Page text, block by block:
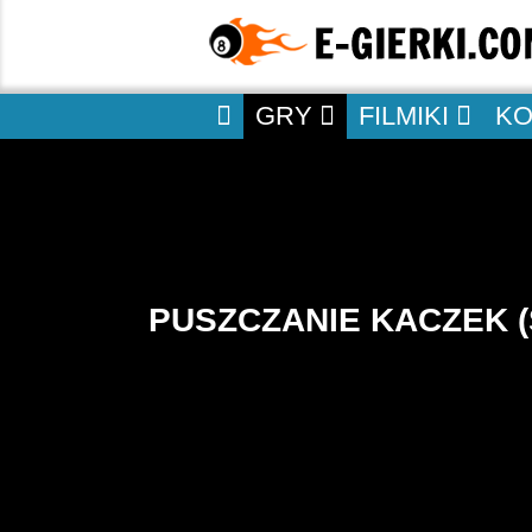
GRY FILMIKI
PUSZCZANIE KACZEK